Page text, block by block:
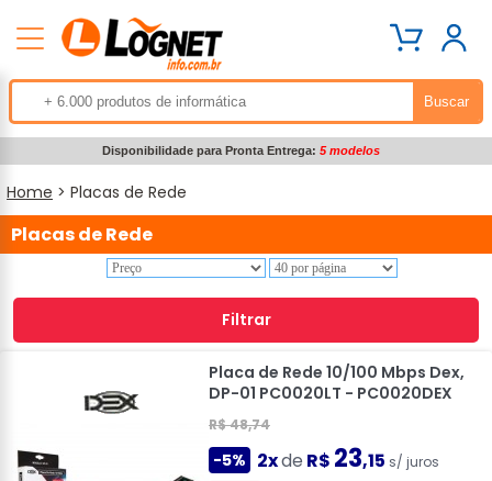
Disponibilidade para Pronta Entrega: 5 modelos
Home > Placas de Rede
Placas de Rede
Filtrar
Placa de Rede 10/100 Mbps Dex,
DP-01 PC0020LT - PC0020DEX
R$ 48,74
-5% 2xde R$ 23,15 s/ juros